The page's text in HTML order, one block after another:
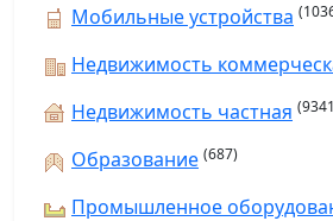
Мобильные устройства
Недвижимость
Недвижимость частная
Образование (687)
Промышленное